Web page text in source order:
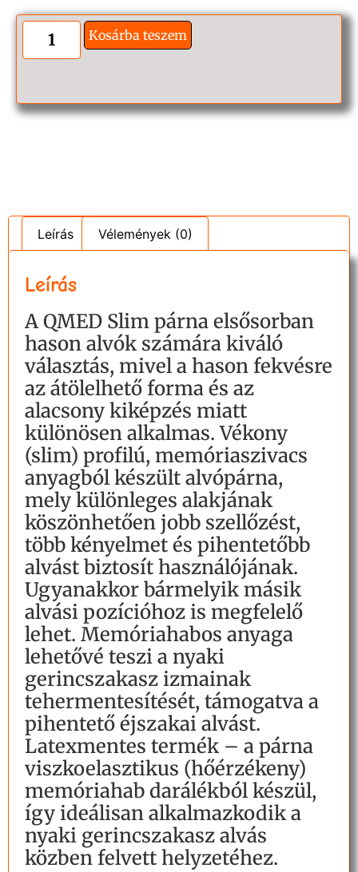
Kosárba teszem
Leírás Vélemények (0)
Leírás
A QMED Slim párna elsősorban
hason alvók számára kiváló
választás, mivel a hason fekvésre
az átölelhető forma és az
alacsony kiképzés miatt
különösen alkalmas. Vékony
(slim) profilú, memóriaszivacs
anyagból készült alvópárna,
mely különleges alakjának
köszönhetően jobb szellőzést,
több kényelmet és pihentetőbb
alvást biztosít használójának.
Ugyanakkor bármelyik másik
alvási pozícióhoz is megfelelő
lehet. Memóriahabos anyaga
lehetővé teszi a nyaki
gerincszakasz izmainak
tehermentesítését, támogatva a
pihentető éjszakai alvást.
Latexmentes termék – a párna
viszkoelasztikus (hőérzékeny)
memóriahab darálékból készül,
így ideálisan alkalmazkodik a
nyaki gerincszakasz alvás
közben felvett helyzetéhez.